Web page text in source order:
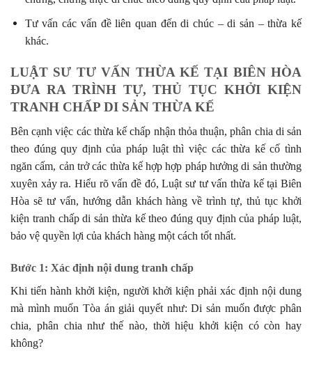
Tư vấn các vấn đề liên quan đến di chúc – di sản – thừa kế
khác.
LUẬT SƯ TƯ VẤN THỪA KẾ TẠI BIÊN HÒA
ĐƯA RA TRÌNH TỰ, THỦ TỤC KHỞI KIỆN
TRANH CHẤP DI SẢN THỪA KẾ
Bên cạnh việc các thừa kế chấp nhận thỏa thuận, phân chia di sản
theo đúng quy định của pháp luật thì việc các thừa kế cố tình
ngăn cấm, cản trở các thừa kế hợp hợp pháp hưởng di sản thường
xuyên xảy ra. Hiểu rõ vấn đề đó, Luật sư tư vấn thừa kế tại Biên
Hòa sẽ tư vấn, hướng dẫn khách hàng về trình tự, thủ tục khởi
kiện tranh chấp di sản thừa kế theo đúng quy định của pháp luật,
bảo vệ quyền lợi của khách hàng một cách tốt nhất.
Bước 1: Xác định nội dung tranh chấp
Khi tiến hành khởi kiện, người khởi kiện phải xác định nội dung
mà mình muốn Tòa án giải quyết như: Di sản muốn được phân
chia, phân chia như thế nào, thời hiệu khởi kiện có còn hay
không?